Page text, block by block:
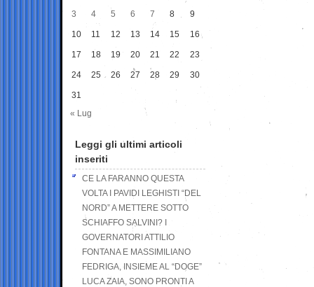
3 4 5 6 7 8 9
10 11 12 13 14 15 16
17 18 19 20 21 22 23
24 25 26 27 28 29 30
31
« Lug
Leggi gli ultimi articoli
inseriti
CE LA FARANNO QUESTA
VOLTA I PAVIDI LEGHISTI “DEL
NORD” A METTERE SOTTO
SCHIAFFO SALVINI? I
GOVERNATORI ATTILIO
FONTANA E MASSIMILIANO
FEDRIGA, INSIEME AL “DOGE”
LUCA ZAIA, SONO PRONTI A